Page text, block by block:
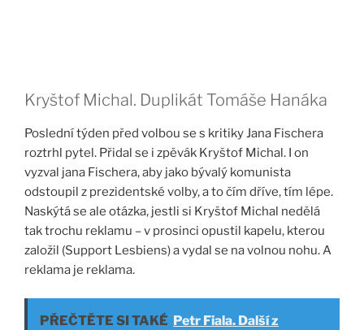
Kryštof Michal. Duplikát Tomáše Hanáka
Poslední týden před volbou se s kritiky Jana Fischera
roztrhl pytel. Přidal se i zpěvák Kryštof Michal. I on
vyzval jana Fischera, aby jako bývalý komunista
odstoupil z prezidentské volby, a to čím dříve, tím lépe.
Naskýtá se ale otázka, jestli si Kryštof Michal nedělá
tak trochu reklamu – v prosinci opustil kapelu, kterou
založil (Support Lesbiens) a vydal se na volnou nohu. A
reklama je reklama.
PŘEČTĚTE SI TAKÉ Petr Fiala. Další z